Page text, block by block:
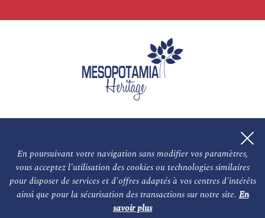
En poursuivant votre navigation sans modifier vos paramètres,
vous acceptez l'utilisation des cookies ou technologies similaires
pour disposer de services et d'offres adaptés à vos centres d'intérêts
ainsi que pour la sécurisation des transactions sur notre site.En
savoir plus
L'association NOS PARTENAIRES
Le conseil scientifique et nos experts Les auteurs